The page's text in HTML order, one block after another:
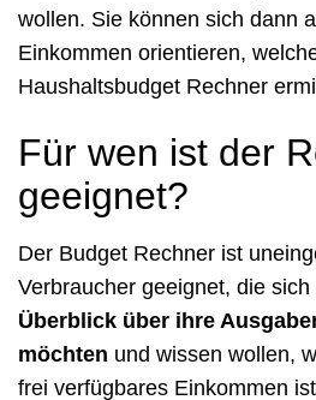
wollen. Sie können sich dann
Einkommen orientieren,
Haushaltsbudget Rechner
Für wen ist der
geeignet?
Der Budget Rechner ist
Verbraucher geeignet, die
Überblick über ihre
möchten und wissen wollen,
frei verfügbares Einkommen